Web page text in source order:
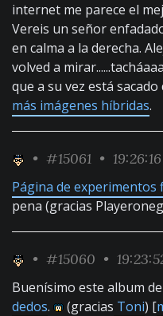
internet me parece el
Vereis un señor
en calma a la derecha.
volved a
que a su vez está sacado
más imágenes híbridas.
• #15061 •
Página de experimentos
pena (gracias
• #15060 •
Buenísimo este album
dedos. (gracias Toni) [